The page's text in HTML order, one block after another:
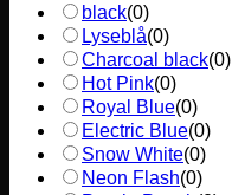
black(0)
Lyseblå(0)
Charcoal black(0)
Hot Pink(0)
Royal Blue(0)
Electric Blue(0)
Snow White(0)
Neon Flash(0)